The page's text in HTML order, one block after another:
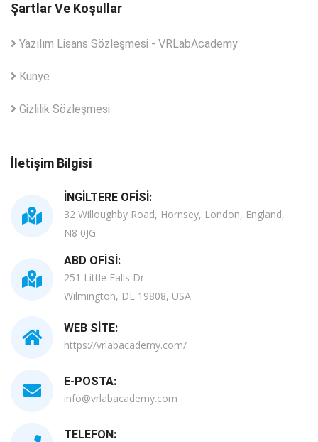
Şartlar Ve Koşullar
Yazılım Lisans Sözleşmesi - VRLabAcademy
Künye
Gizlilik Sözleşmesi
İletişim Bilgisi
İNGILTERE OFISI:
32 Willoughby Road, Hornsey, London, England,
N8 0JG
ABD OFISI:
251 Little Falls Dr
Wilmington, DE 19808, USA
WEB SITE:
https://vrlabacademy.com/
E-POSTA:
info@vrlabacademy.com
TELEFON: